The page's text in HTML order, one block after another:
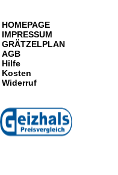
HOMEPAGE
IMPRESSUM
GRÄTZELPLAN
AGB
Hilfe
Kosten
Widerruf